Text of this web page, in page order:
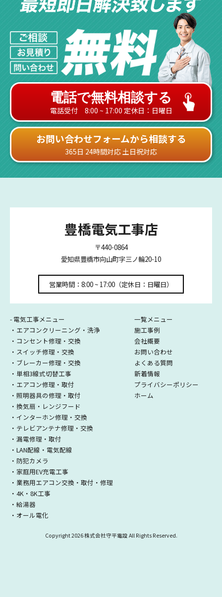
電話で無料相談する
電話受付 8:00 ~ 17:00 定休日：日曜日
お問い合わせフォームから相談する
365日 24時間対応 土日祝対応
豊橋電気工事店
〒440-0864
愛知県豊橋市向山町字三ノ輪20-10
営業時間：8:00 ~ 17:00（定休日：日曜日）
- 電気工事メニュー
・エアコンクリーニング・洗浄
・コンセント修理・交換
・スイッチ修理・交換
・ブレーカー修理・交換
・単相3線式切替工事
・エアコン修理・取付
・照明器具の修理・取付
・換気扇・レンジフード
・インターホン修理・交換
・テレビアンテナ修理・交換
・漏電修理・取付
・LAN配線・電気配線
・防犯カメラ
・家庭用EV充電工事
・業務用エアコン交換・取付・修理
・4K・8K工事
・給湯器
・オール電化
一覧メニュー
施工事例
会社概要
お問い合わせ
よくある質問
新着情報
プライバシーポリシー
ホーム
Copyright2026 株式会社守平電設 All Rights Reserved.